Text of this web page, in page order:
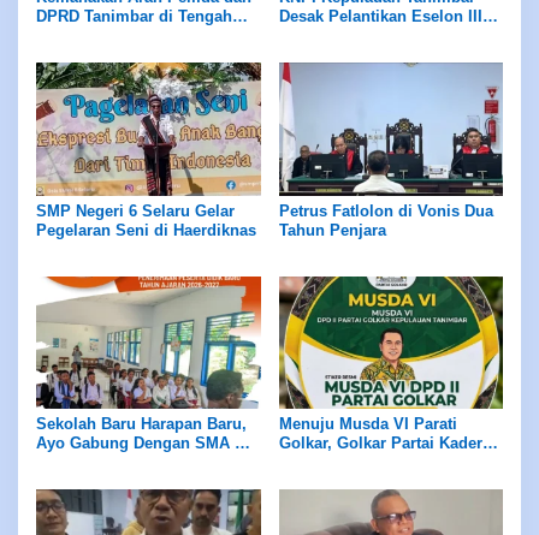
DPRD Tanimbar di Tengah
Desak Pelantikan Eselon III
Penempatan Bom Waktu
SMP Negeri 6 Selaru Gelar
Pegelaran Seni di Haerdiknas
Petrus Fatlolon di Vonis Dua
Tahun Penjara
Sekolah Baru Harapan Baru,
Ayo Gabung Dengan SMA KU
Menuju Musda VI Parati
Golkar, Golkar Partai Kader